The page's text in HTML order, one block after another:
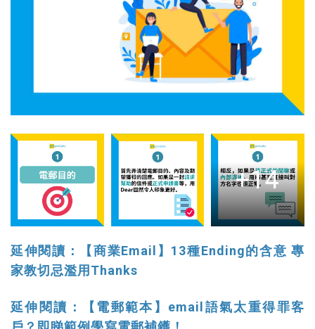
+14
延伸閱讀：【商業Email】13種Ending的含意 專
家教切忌濫用Thanks
延伸閱讀：【電郵範本】email語氣太重得罪客